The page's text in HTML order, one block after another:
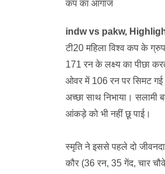
कप का आगाज
indw vs pakw,
टी20 महिला विश्व कप के
171 रन के लक्ष्य का पीछा
ओवर में 106 रन पर सिमट
अच्छा साथ निभाया। सलामी
आंकड़े को भी नहीं छू पाई।
स्मृति ने इससे पहले दो
कौर (36 रन, 35 गेंद, चार